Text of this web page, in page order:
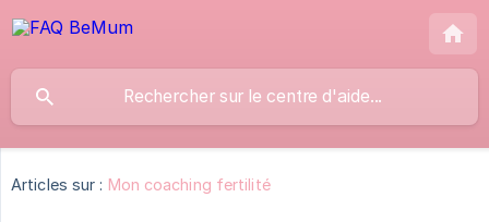
Articles sur : Mon coaching fertilité